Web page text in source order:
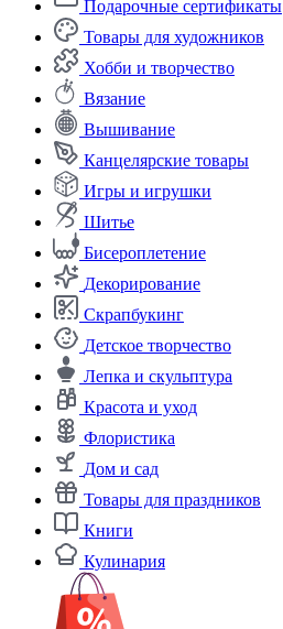
Подарочные сертификаты
Товары для художников
Хобби и творчество
Вязание
Вышивание
Канцелярские товары
Игры и игрушки
Шитье
Бисероплетение
Декорирование
Скрапбукинг
Детское творчество
Лепка и скульптура
Красота и уход
Флористика
Дом и сад
Товары для праздников
Книги
Кулинария